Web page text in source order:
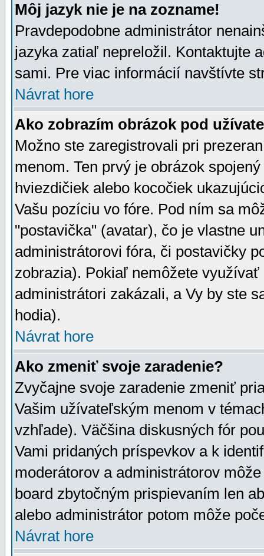
Môj jazyk nie je na zozname!
Pravdepodobne administrátor
jazyka zatiaľ nepreložil. Kontaktujte
sami. Pre viac informácií navštívte
Návrat hore
Ako zobrazím obrázok pod
Možno ste zaregistrovali pri
menom. Ten prvý je obrázok
hviezdičiek alebo kocočiek
Vašu pozíciu vo fóre. Pod ním sa
"postavička" (avatar), čo je vlastne
administrátorovi fóra, či postavičky
zobrazia). Pokiaľ nemôžete
administrátori zakázali, a Vy by ste
hodia).
Návrat hore
Ako zmeniť svoje zaradenie?
Zvyčajne svoje zaradenie zmeniť
Vašim užívateľským menom v
vzhľade). Väčšina diskusných fór
Vami pridaných príspevkov a k
moderátorov a administrátorov
board zbytočným prispievaním len
alebo administrátor potom môže
Návrat hore